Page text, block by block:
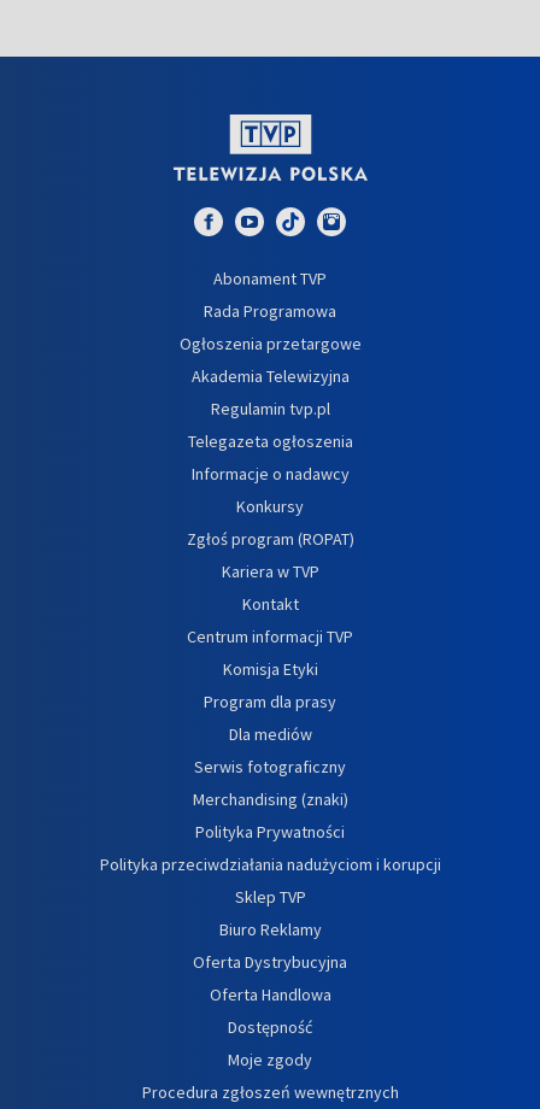
Abonament TVP
Rada Programowa
Ogłoszenia przetargowe
Akademia Telewizyjna
Regulamin tvp.pl
Telegazeta ogłoszenia
Informacje o nadawcy
Konkursy
Zgłoś program (ROPAT)
Kariera w TVP
Kontakt
Centrum informacji TVP
Komisja Etyki
Program dla prasy
Dla mediów
Serwis fotograficzny
Merchandising (znaki)
Polityka Prywatności
Polityka przeciwdziałania nadużyciom i korupcji
Sklep TVP
Biuro Reklamy
Oferta Dystrybucyjna
Oferta Handlowa
Dostępność
Moje zgody
Procedura zgłoszeń wewnętrznych